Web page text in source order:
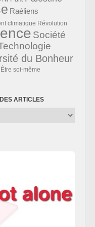
Raéliens
climatique Révolution
Société
du Bonheur
Être soi-même
ARTICLES